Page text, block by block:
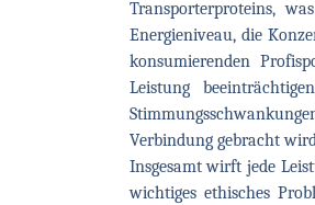
Transporterproteins,
Energieniveau, die
konsumierenden
Leistung
Verbindung gebracht
Insgesamt wirft jede
wichtiges ethisches